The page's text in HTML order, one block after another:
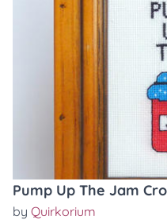
Pump Up The Jam
by Quirkorium